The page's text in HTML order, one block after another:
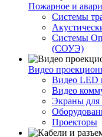
Пожарное и
Cистемы
Системы
(СОУЭ)
Видео
Видео LED
Видео
Экраны для
Проекторы